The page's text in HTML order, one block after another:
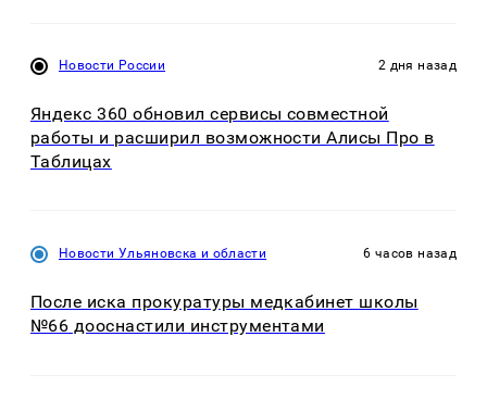
Новости России 2 дня назад
Яндекс 360 обновил сервисы совместной
работы и расширил возможности Алисы Про в
Таблицах
Новости Ульяновска и области 6 часов назад
После иска прокуратуры медкабинет школы
№66 дооснастили инструментами